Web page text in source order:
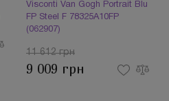
Visconti Van Gogh Portrait Blu
FP Steel F 78325A10FP
(062907)
11 612 грн
9 009 грн